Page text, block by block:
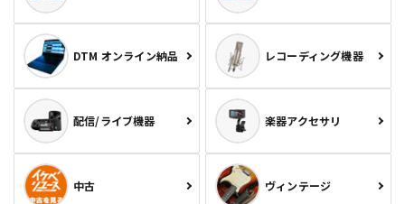
DTM オンライン納品 レコーディング機器
配信/ライブ機器 楽器アクセサリ
中古 ヴィンテージ